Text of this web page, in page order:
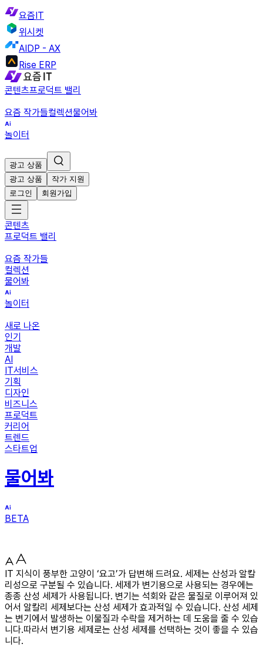
요즘IT
위시켓
AIDP - AX
Rise ERP
콘텐츠프로덕트 밸리
요즘 작가들컬렉션물어봐
놀이터
광고 상품
광고 상품
작가 지원
로그인
회원가입
콘텐츠
프로덕트 밸리
요즘 작가들
컬렉션
물어봐
놀이터
새로 나온
인기
개발
AI
IT서비스
기획
디자인
비즈니스
프로덕트
커리어
트렌드
스타트업
물어봐
BETA
IT 지식이 풍부한 고양이 ‘요고’가 답변해 드려요. 세제는 산성과 알칼
리성으로 구분될 수 있습니다. 세제가 변기용으로 사용되는 경우에는
종종 산성 세제가 사용됩니다. 변기는 석회와 같은 물질로 이루어져 있
어서 알칼리 세제보다는 산성 세제가 효과적일 수 있습니다. 산성 세제
는 변기에서 발생하는 이물질과 수락을 제거하는 데 도움을 줄 수 있습
니다.따라서 변기용 세제로는 산성 세제를 선택하는 것이 좋을 수 있습
니다.